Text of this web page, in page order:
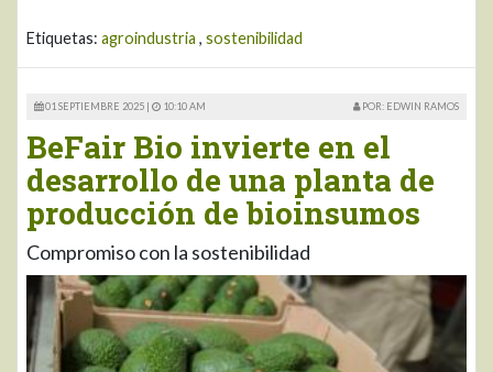
Etiquetas: agroindustria , sostenibilidad
01 SEPTIEMBRE 2025 | 10:10 AM POR: EDWIN RAMOS
BeFair Bio invierte en el
desarrollo de una planta de
producción de bioinsumos
Compromiso con la sostenibilidad